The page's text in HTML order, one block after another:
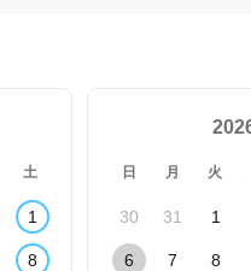
土
1
8
日 月 火
30 31 1
6 7 8